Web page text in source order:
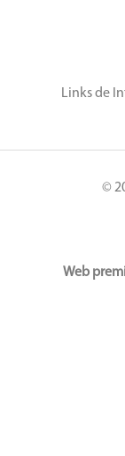
Links de
©
Web